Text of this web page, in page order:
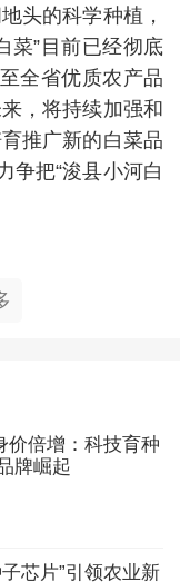
的科学种植，
菜”目前已经彻底
全省优质农产品
，将持续加强和
推广新的白菜品
争把“浚县小河白
价倍增：科技育种
牌崛起
芯片”引领农业新